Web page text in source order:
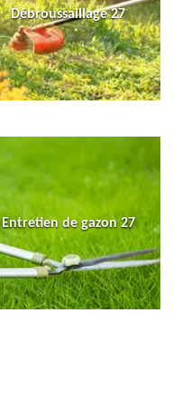
Débroussaillage 27
Entretien de gazon 27